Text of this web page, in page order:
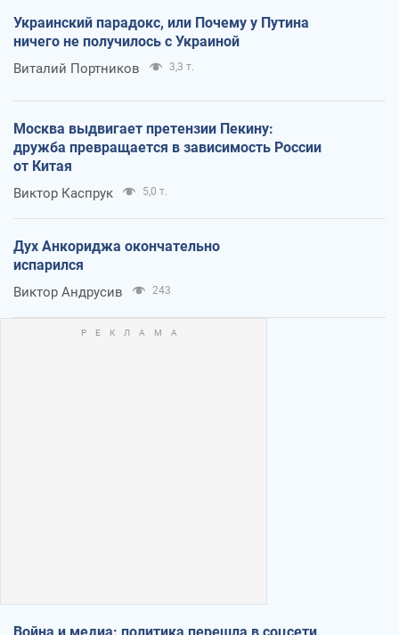
Украинский парадокс, или Почему у Путина
ничего не получилось с Украиной
Виталий Портников 3,3 т.
Москва выдвигает претензии Пекину:
дружба превращается в зависимость России
от Китая
Виктор Каспрук 5,0 т.
Дух Анкориджа окончательно
испарился
Виктор Андрусив 243
Война и медиа: политика перешла в соцсети,